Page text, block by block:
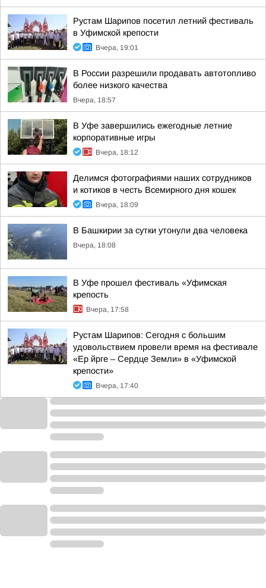
Рустам Шарипов посетил летний фестиваль
в Уфимской крепости
Вчера, 19:01
В России разрешили продавать автотопливо
более низкого качества
Вчера, 18:57
В Уфе завершились ежегодные летние
корпоративные игры
Вчера, 18:12
Делимся фотографиями наших сотрудников
и котиков в честь Всемирного дня кошек
Вчера, 18:09
В Башкирии за сутки утонули два человека
Вчера, 18:08
В Уфе прошел фестиваль «Уфимская
крепость
Вчера, 17:58
Рустам Шарипов: Сегодня с большим
удовольствием провели время на фестивале
«Ер йрге – Сердце Земли» в «Уфимской
крепости»
Вчера, 17:40